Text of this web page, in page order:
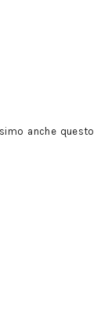
anche questo